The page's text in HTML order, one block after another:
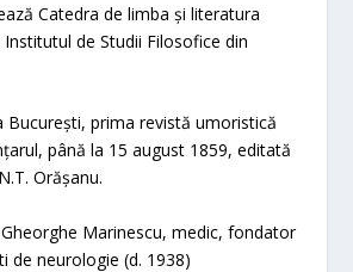
Catedra de limba și literatura
de Studii Filosofice din
București, prima revistă umoristică
până la 15 august 1859, editată
Orășanu.
Marinescu, medic, fondator
de neurologie (d. 1938)